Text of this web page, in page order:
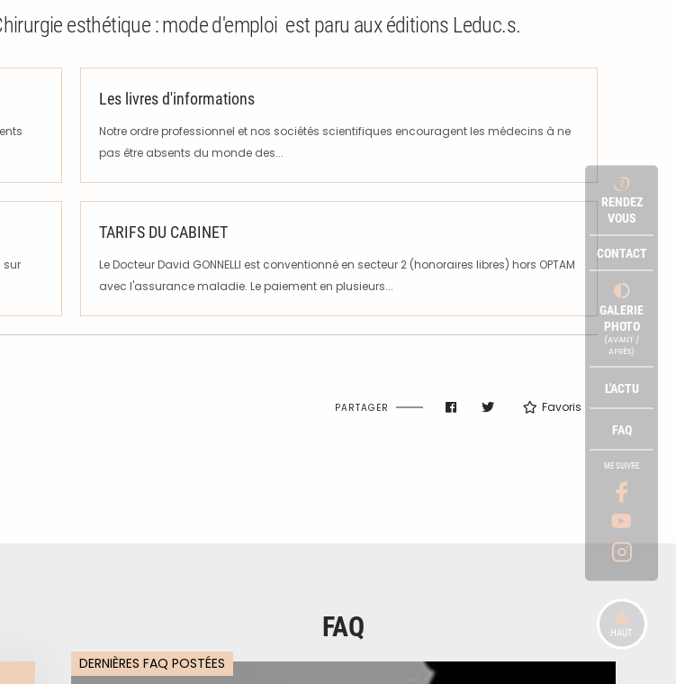
RENDEZ
VOUS
CONTACT
GALERIE
PHOTO
(AVANT /
APRÈS)
L'ACTU
FAQ
ME SUIVRE
HAUT
esthétique : mode d'emploi est paru aux éditions Leduc.s.
Les livres d'informations
Notre ordre professionnel et nos sociétés scientifiques encouragent les médecins à ne
pas être absents du monde des...
sur
TARIFS DU CABINET
Le Docteur David GONNELLI est conventionné en secteur 2 (honoraires libres) hors OPTAM
avec l'assurance maladie. Le paiement en plusieurs...
PARTAGER Favoris
FAQ
DERNIÈRES FAQ POSTÉES